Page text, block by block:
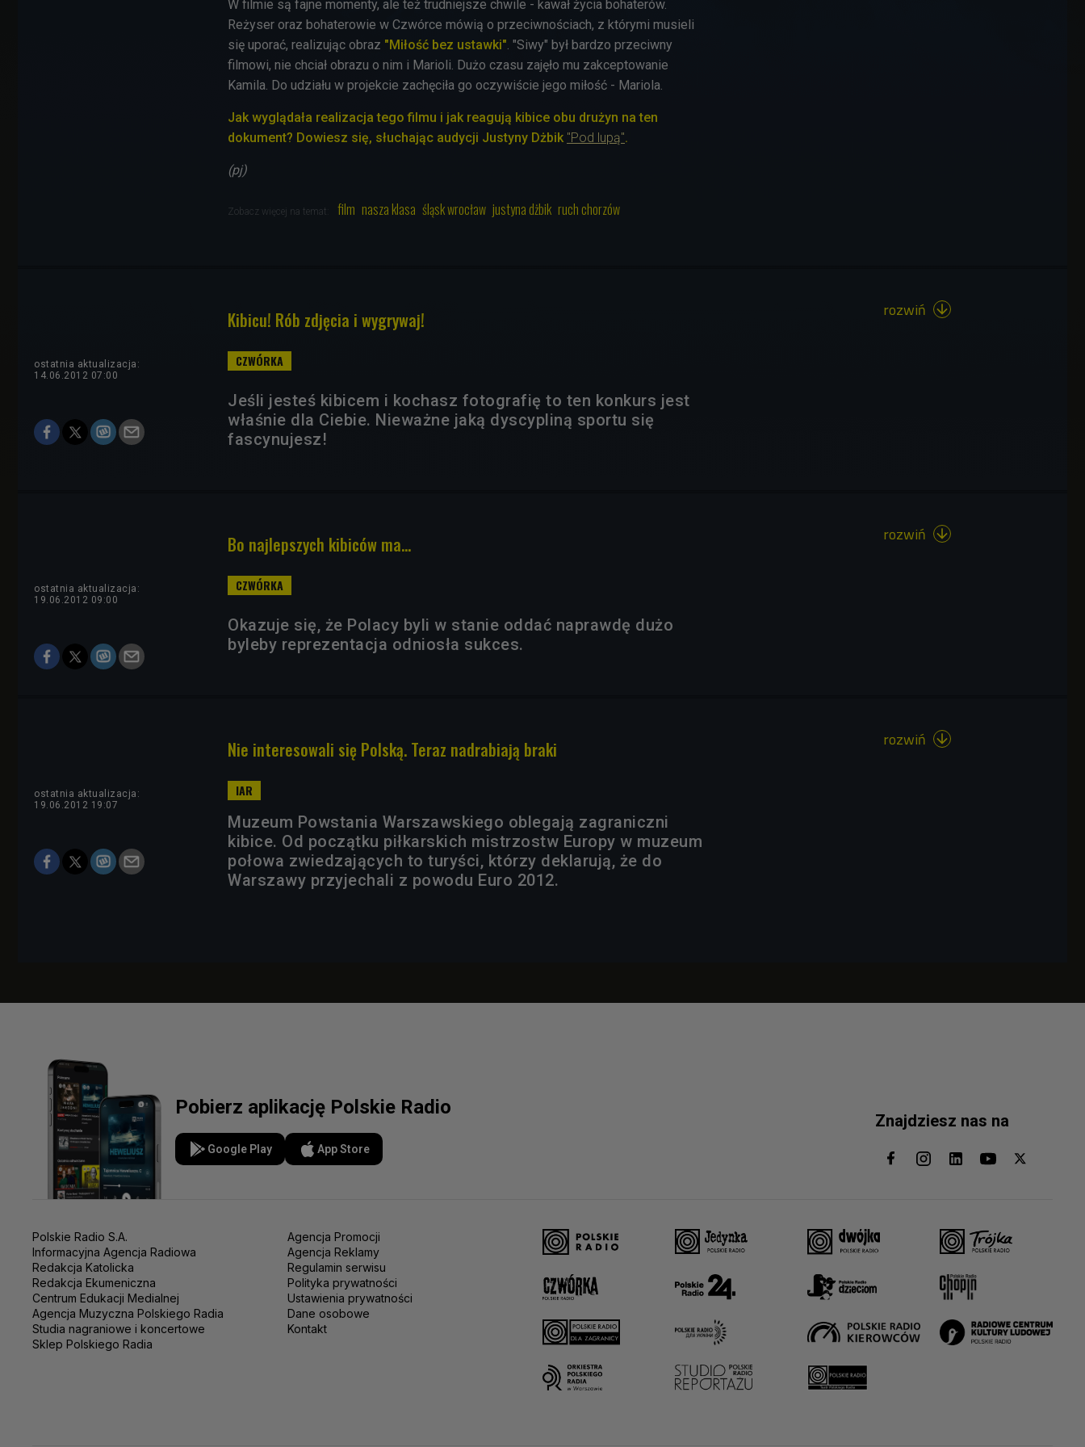
W filmie są fajne momenty, ale też trudniejsze chwile - kawał życia bohaterów.
Reżyser oraz bohaterowie w Czwórce mówią o przeciwnościach, z którymi musieli
się uporać, realizując obraz "Miłość bez ustawki". "Siwy" był bardzo przeciwny
filmowi, nie chciał obrazu o nim i Marioli. Dużo czasu zajęło mu zakceptowanie
Kamila. Do udziału w projekcie zachęciła go oczywiście jego miłość - Mariola.
Jak wyglądała realizacja tego filmu i jak reagują kibice obu drużyn na ten
dokument? Dowiesz się, słuchając audycji Justyny Dżbik "Pod lupą".
(pj)
Zobacz więcej na temat: film nasza klasa śląsk wrocław justyna dżbik ruch chorzów
Kibicu! Rób zdjęcia i wygrywaj!
ostatnia aktualizacja:
14.06.2012 07:00
Jeśli jesteś kibicem i kochasz fotografię to ten konkurs jest
właśnie dla Ciebie. Nieważne jaką dyscypliną sportu się
fascynujesz!
rozwiń 
Bo najlepszych kibiców ma...
ostatnia aktualizacja:
19.06.2012 09:00
Okazuje się, że Polacy byli w stanie oddać naprawdę dużo
byleby reprezentacja odniosła sukces.
rozwiń 
Nie interesowali się Polską. Teraz nadrabiają braki
ostatnia aktualizacja:
19.06.2012 19:07
Muzeum Powstania Warszawskiego oblegają zagraniczni
kibice. Od początku piłkarskich mistrzostw Europy w muzeum
połowa zwiedzających to turyści, którzy deklarują, że do
Warszawy przyjechali z powodu Euro 2012.
rozwiń 
Pobierz aplikację Polskie Radio
Google Play App Store
Znajdziesz nas na
Polskie Radio S.A.
Informacyjna Agencja Radiowa
Redakcja Katolicka
Redakcja Ekumeniczna
Centrum Edukacji Medialnej
Agencja Muzyczna Polskiego Radia
Studia nagraniowe i koncertowe
Sklep Polskiego Radia
Agencja Promocji
Agencja Reklamy
Regulamin serwisu
Polityka prywatności
Ustawienia prywatności
Dane osobowe
Kontakt